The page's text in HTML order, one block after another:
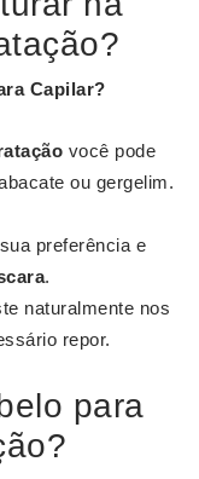
Capilar?
você pode
ou gergelim.
preferência e
.
naturalmente nos
repor.
para